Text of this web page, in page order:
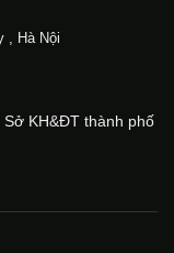
, Hà Nội
KH&ĐT thành phố